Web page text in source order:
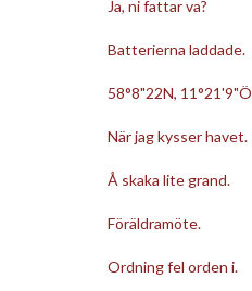
Ja, ni fattar va?
Batterierna laddade.
58°8"22N, 11°21'9"Ö
När jag kysser havet.
Å skaka lite grand.
Föräldramöte.
Ordning fel orden i.